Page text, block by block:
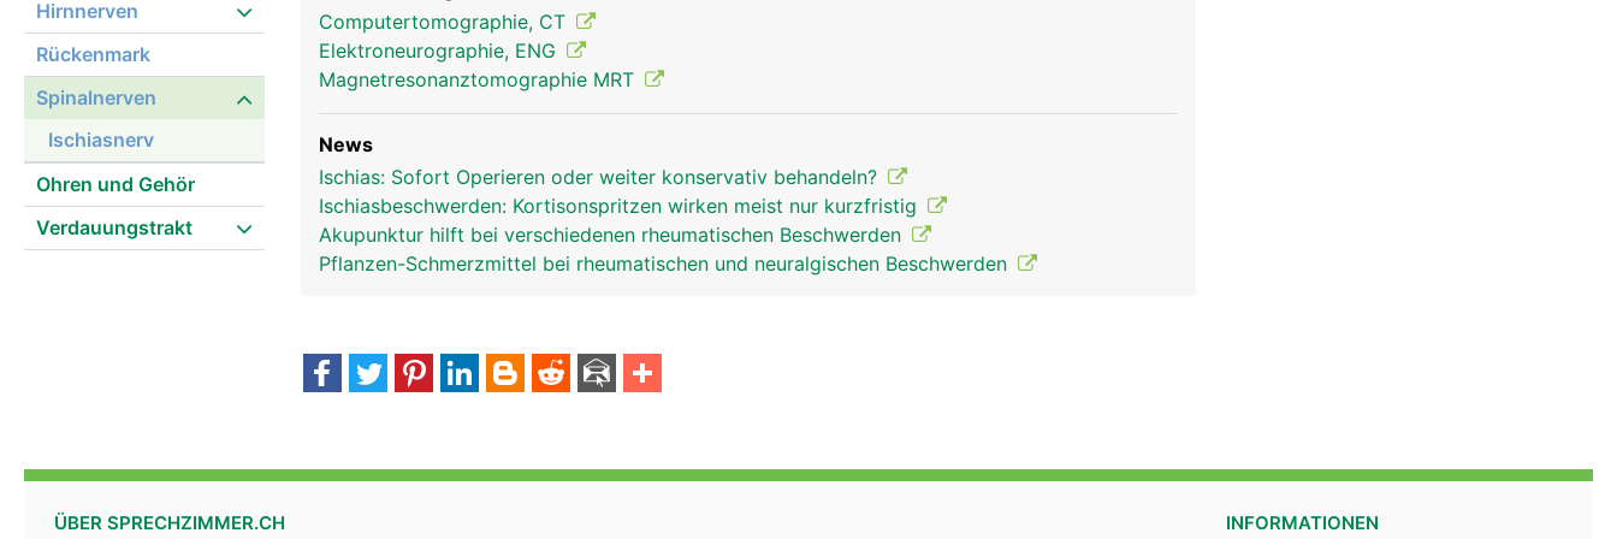
Hirnnerven
Rückenmark
Spinalnerven
Ischiasnerv
Ohren und Gehör
Verdauungstrakt
Computertomographie, CT
Elektroneurographie, ENG
Magnetresonanztomographie MRT
News
Ischias: Sofort Operieren oder weiter konservativ behandeln?
Ischiasbeschwerden: Kortisonspritzen wirken meist nur kurzfristig
Akupunktur hilft bei verschiedenen rheumatischen Beschwerden
Pflanzen-Schmerzmittel bei rheumatischen und neuralgischen Beschwerden
ÜBER SPRECHZIMMER.CH INFORMATIONEN